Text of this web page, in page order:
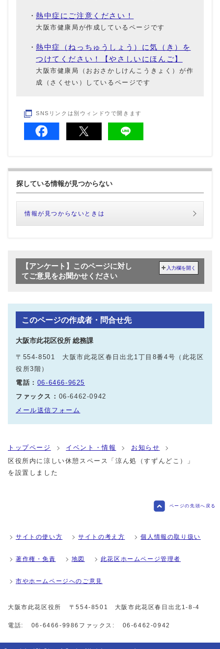
熱中症にご注意ください！
大阪市健康局が作成しているページです
熱中症（ねっちゅうしょう）に気（き）を
つけてください！【やさしいにほんご】
大阪市健康局（おおさかしけんこうきょく）が作
成（さくせい）しているページです
SNSリンクは別ウィンドウで開きます
探している情報が見つからない
情報が見つからないときは
【アンケート】このページに対し
てご意見をお聞かせください
入力欄を開く
このページの作成者・問合せ先
大阪市此花区役所 総務課
〒554-8501 大阪市此花区春日出北1丁目8番4号（此花区
役所3階）
電話： 06-6466-9625
ファックス： 06-6462-0942
メール送信フォーム
トップページ イベント・情報
お知らせ
区役所内に涼しい休憩スペース「涼ん処（すずんどこ）」
を設置しました
ページの先頭へ戻る
サイトの使い方 サイトの考え方 個人情報の取り扱い
著作権・免責 地図 此花区ホームページ管理者
市やホームページへのご意見
大阪市此花区役所 〒554-8501 大阪市此花区春日出北1-8-4
電話: 06-6466-9986 ファックス: 06-6462-0942